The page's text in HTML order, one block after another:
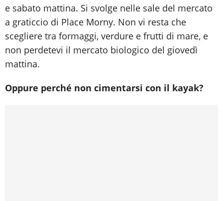
e sabato mattina. Si svolge nelle sale del mercato
a graticcio di Place Morny. Non vi resta che
scegliere tra formaggi, verdure e frutti di mare, e
non perdetevi il mercato biologico del giovedì
mattina.
Oppure perché non cimentarsi con il kayak?